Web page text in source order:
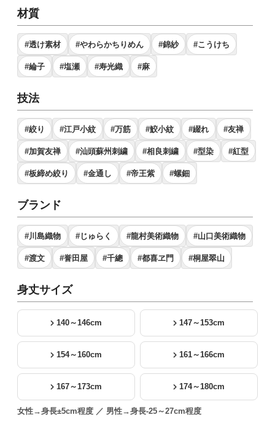
材質
#透け素材 #やわらかちりめん #錦紗 #こうけち
#綸子 #塩瀬 #寿光織 #麻
技法
#絞り #江戸小紋 #万筋 #鮫小紋 #綴れ #友禅
#加賀友禅 #汕頭蘇州刺繍 #相良刺繍 #型染 #紅型
#板締め絞り #金通し #帝王紫 #螺鈿
ブランド
#川島織物 #じゅらく #龍村美術織物 #山口美術織物
#渡文 #誉田屋 #千總 #都喜ヱ門 #桐屋翠山
身丈サイズ
140～146cm 147～153cm
154～160cm 161～166cm
167～173cm 174～180cm
女性→身長±5cm程度 ／ 男性→身長-25～27cm程度